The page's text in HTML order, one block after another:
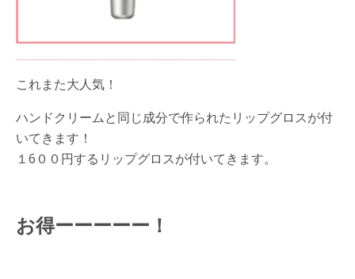
これまた大人気！
ハンドクリームと同じ成分で作られたリップグロスが付
いてきます！
１6００円するリップグロスが付いてきます。
お得ーーーーー！